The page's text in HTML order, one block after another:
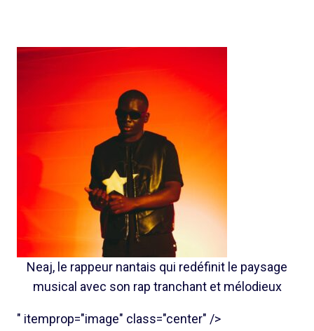
Neaj, le rappeur nantais qui redéfinit le paysage
musical avec son rap tranchant et mélodieux
" itemprop="image" class="center" />